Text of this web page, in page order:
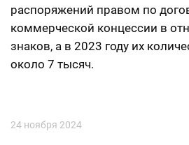
распоряжений правом по
коммерческой концессии в
знаков, а в 2023 году их
около 7 тысяч.
24 ноября 2024